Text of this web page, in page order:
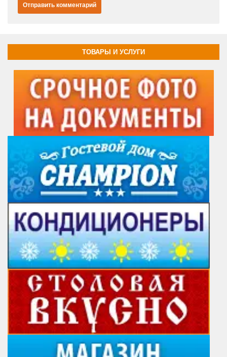
ТОВАРЫ И УСЛУГИ